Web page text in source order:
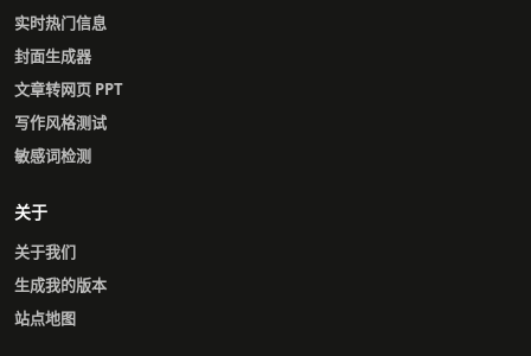
实时热门信息
封面生成器
文章转网页 PPT
写作风格测试
敏感词检测
关于
关于我们
生成我的版本
站点地图